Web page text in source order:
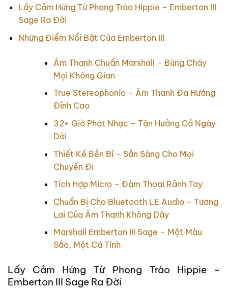
Lấy Cảm Hứng Từ Phong Trào Hippie – Emberton III
Sage Ra Đời
Những Điểm Nổi Bật Của Emberton III
Âm Thanh Chuẩn Marshall – Bùng Cháy
Mọi Không Gian
True Stereophonic – Âm Thanh Đa Hướng
Đỉnh Cao
32+ Giờ Phát Nhạc – Tận Hưởng Cả Ngày
Dài
Thiết Kế Bền Bỉ – Sẵn Sàng Cho Mọi
Chuyến Đi
Tích Hợp Micro – Đàm Thoại Rảnh Tay
Chuẩn Bị Cho Bluetooth LE Audio – Tương
Lai Của Âm Thanh Không Dây
Marshall Emberton III Sage – Một Màu
Sắc, Một Cá Tính
Lấy Cảm Hứng Từ Phong Trào Hippie –
Emberton III Sage Ra Đời